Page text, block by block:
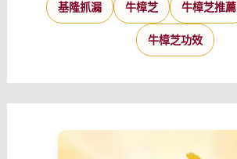
基隆抓漏 牛樟芝 牛樟芝推薦
牛樟芝功效